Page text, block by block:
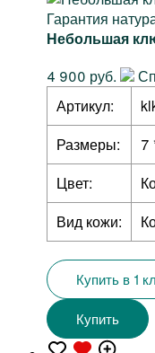
Гарантия
Небольшая
4 900 руб.
Артикул:
Размеры:
7
Цвет:
Вид кожи:
Купить в 1
Купить